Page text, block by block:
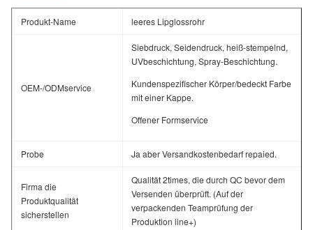
Produkt-Name leeres Lipglossrohr
OEM-/ODMservice
Siebdruck, Seidendruck, heiß-stempelnd,
UVbeschichtung, Spray-Beschichtung.
Kundenspezifischer Körper/bedeckt Farbe
mit einer Kappe.
Offener Formservice
Probe Ja aber Versandkostenbedarf repaied.
Firma die
Produktqualität
sicherstellen
Qualität 2times, die durch QC bevor dem
Versenden überprüft. (Auf der
verpackenden Teamprüfung der
Produktion line+)